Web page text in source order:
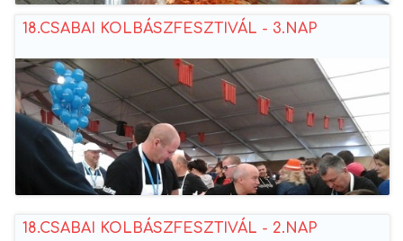
18.CSABAI KOLBÁSZFESZTIVÁL - 3.NAP
18.CSABAI KOLBÁSZFESZTIVÁL - 2.NAP